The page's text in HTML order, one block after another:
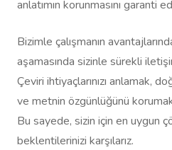
anlatımın korunmasını garanti
Bizimle çalışmanın
aşamasında sizinle sürekli
Çeviri ihtiyaçlarınızı anlamak,
ve metnin özgünlüğünü
Bu sayede, sizin için en uygun
beklentilerinizi karşılarız.